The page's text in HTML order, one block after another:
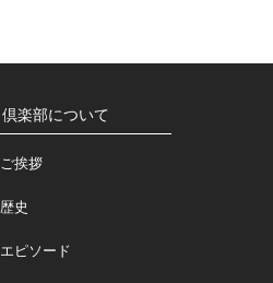
倶楽部について
ご挨拶
歴史
エピソード